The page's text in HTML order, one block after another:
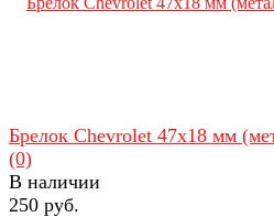
Брелок Chevrolet 47х18 мм
(0)
В наличии
250 руб.